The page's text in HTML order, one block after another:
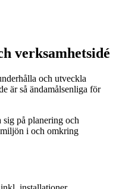
verksamhetsidé
och utveckla
är så ändamålsenliga för
sig på planering och
i och omkring